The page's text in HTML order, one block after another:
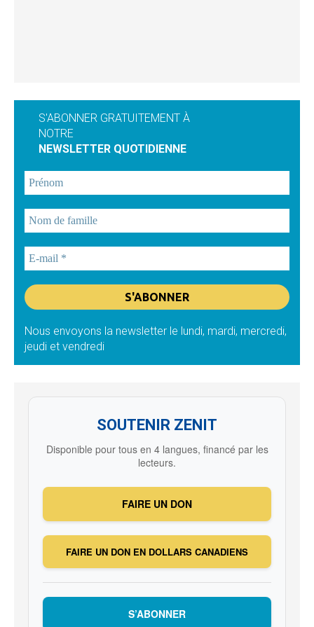
S'ABONNER GRATUITEMENT À
NOTRE
NEWSLETTER QUOTIDIENNE
Nous envoyons la newsletter le lundi, mardi, mercredi,
jeudi et vendredi
SOUTENIR ZENIT
Disponible pour tous en 4 langues, financé par les
lecteurs.
FAIRE UN DON
FAIRE UN DON EN DOLLARS CANADIENS
S’ABONNER